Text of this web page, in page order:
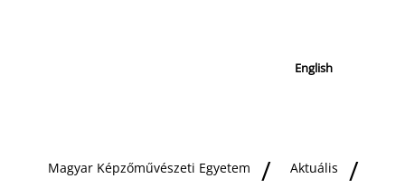
English
Magyar Képzőművészeti Egyetem
Aktuális